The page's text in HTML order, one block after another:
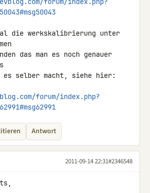
die werkskalibrierung unter
das man es noch genauer
selber macht, siehe hier:
forum/index.php?
Antwort
2011-09-14 22:31#2346548